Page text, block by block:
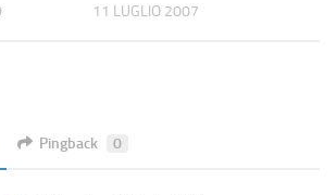
11 LUGLIO 2007
Pingback 0